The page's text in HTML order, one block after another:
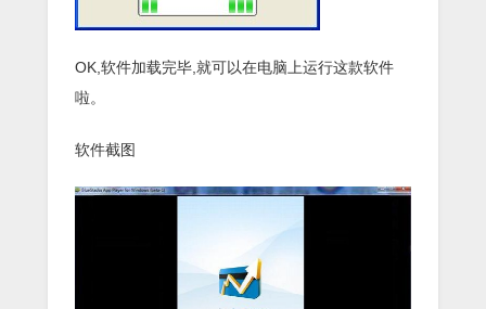
OK,软件加载完毕,就可以在电脑上运行这款软件
啦。
软件截图